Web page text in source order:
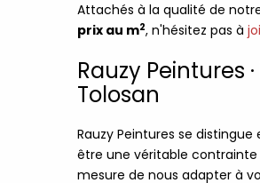
Attachés à la qualité de
prix au m2, n'hésitez pas à
Rauzy
Tolosan
Rauzy Peintures se distingue
être une véritable
mesure de nous adapter à